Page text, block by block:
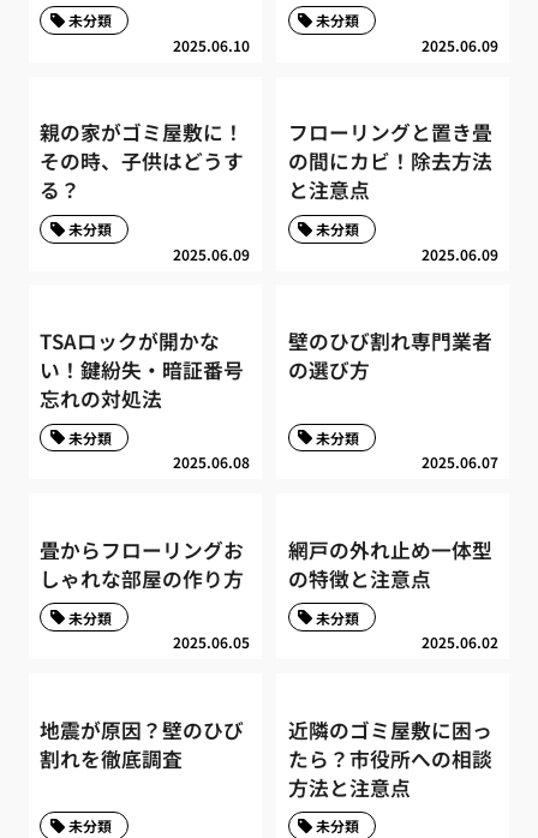
2025.06.10
未分類
2025.06.09
未分類
親の家がゴミ屋敷に！
その時、子供はどうす
る？
2025.06.09
未分類
フローリングと置き畳
の間にカビ！除去方法
と注意点
2025.06.09
未分類
TSAロックが開かな
い！鍵紛失・暗証番号
忘れの対処法
2025.06.08
未分類
壁のひび割れ専門業者
の選び方
2025.06.07
未分類
畳からフローリングお
しゃれな部屋の作り方
2025.06.05
未分類
網戸の外れ止め一体型
の特徴と注意点
2025.06.02
未分類
地震が原因？壁のひび
割れを徹底調査
未分類
近隣のゴミ屋敷に困っ
たら？市役所への相談
方法と注意点
未分類